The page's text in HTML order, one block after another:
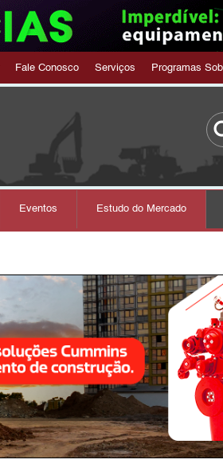
Fale Conosco Serviços Programas
Eventos Estudo do Mercado